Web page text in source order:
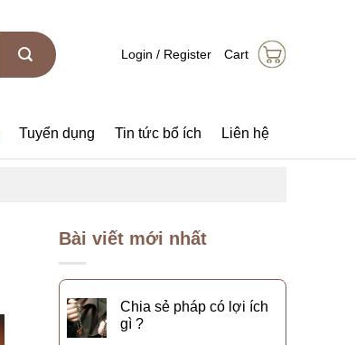
Login / Register Cart
Tuyển dụng Tin tức bổ ích Liên hệ
Bài viết mới nhất
Chia sẻ pháp có lợi ích
gì ?